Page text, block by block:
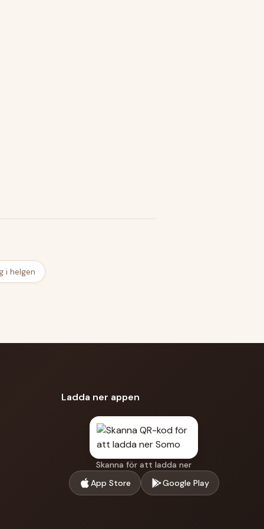
i helgen
Ladda ner appen
Skanna för att ladda ner
App Store
Google Play